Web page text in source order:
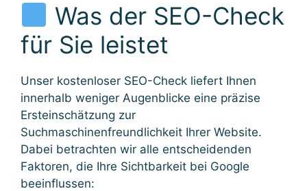
Was der SEO-Check
für Sie leistet
Unser kostenloser SEO-Check liefert Ihnen
innerhalb weniger Augenblicke eine präzise
Ersteinschätzung zur
Suchmaschinenfreundlichkeit Ihrer Website.
Dabei betrachten wir alle entscheidenden
Faktoren, die Ihre Sichtbarkeit bei Google
beeinflussen: